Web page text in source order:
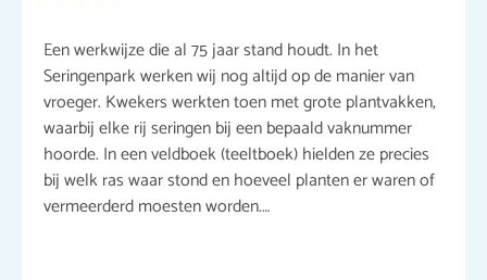
Een werkwijze die al 75 jaar stand houdt. In het
Seringenpark werken wij nog altijd op de manier van
vroeger. Kwekers werkten toen met grote plantvakken,
waarbij elke rij seringen bij een bepaald vaknummer
hoorde. In een veldboek (teeltboek) hielden ze precies
bij welk ras waar stond en hoeveel planten er waren of
vermeerderd moesten worden.…